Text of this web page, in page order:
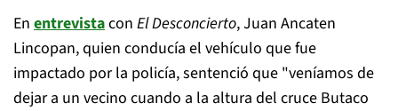
En entrevistacon El Desconcierto, Juan Ancaten
Lincopan, quien conducía el vehículo que fue
impactado por la policía, sentenció que "veníamos de
dejar a un vecino cuando a la altura del cruce Butaco